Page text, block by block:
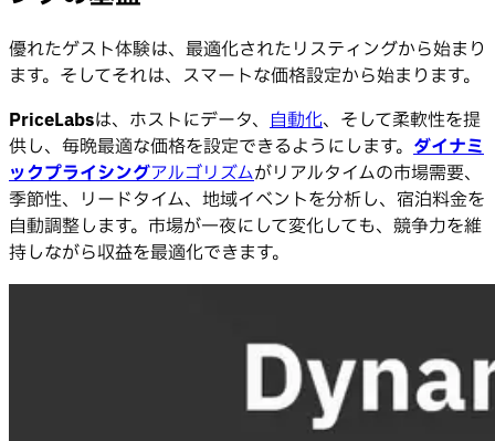
優れたゲスト体験は、最適化されたリスティングから始まり
ます。そしてそれは、スマートな価格設定から始まります。
PriceLabsは、ホストにデータ、 自動化、そして柔軟性を提
供し、毎晩最適な価格を設定できるようにします。 ダイナミ
ックプライシングアルゴリズムがリアルタイムの市場需要、
季節性、リードタイム、地域イベントを分析し、宿泊料金を
自動調整します。市場が一夜にして変化しても、競争力を維
持しながら収益を最適化できます。